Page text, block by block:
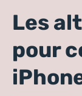
Les
pour